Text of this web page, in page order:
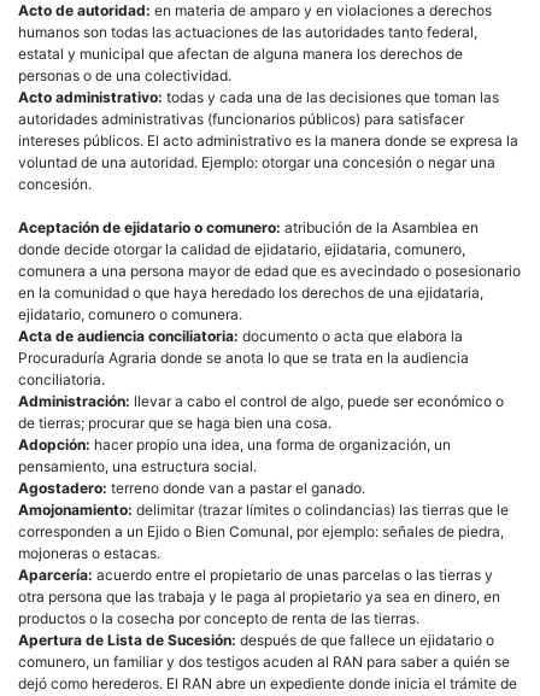
Acto de autoridad: en materia de amparo y en violaciones a derechos
humanos son todas las actuaciones de las autoridades tanto federal,
estatal y municipal que afectan de alguna manera los derechos de
personas o de una colectividad.
Acto administrativo: todas y cada una de las decisiones que toman las
autoridades administrativas (funcionarios públicos) para satisfacer
intereses públicos. El acto administrativo es la manera donde se expresa la
voluntad de una autoridad. Ejemplo: otorgar una concesión o negar una
concesión.
Aceptación de ejidatario o comunero: atribución de la Asamblea en
donde decide otorgar la calidad de ejidatario, ejidataria, comunero,
comunera a una persona mayor de edad que es avecindado o posesionario
en la comunidad o que haya heredado los derechos de una ejidataria,
ejidatario, comunero o comunera.
Acta de audiencia conciliatoria: documento o acta que elabora la
Procuraduría Agraria donde se anota lo que se trata en la audiencia
conciliatoria.
Administración: llevar a cabo el control de algo, puede ser económico o
de tierras; procurar que se haga bien una cosa.
Adopción: hacer propio una idea, una forma de organización, un
pensamiento, una estructura social.
Agostadero: terreno donde van a pastar el ganado.
Amojonamiento: delimitar (trazar límites o colindancias) las tierras que le
corresponden a un Ejido o Bien Comunal, por ejemplo: señales de piedra,
mojoneras o estacas.
Aparcería: acuerdo entre el propietario de unas parcelas o las tierras y
otra persona que las trabaja y le paga al propietario ya sea en dinero, en
productos o la cosecha por concepto de renta de las tierras.
Apertura de Lista de Sucesión: después de que fallece un ejidatario o
comunero, un familiar y dos testigos acuden al RAN para saber a quién se
dejó como herederos. El RAN abre un expediente donde inicia el trámite de